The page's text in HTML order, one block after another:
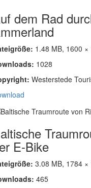
dem Rad
1.48 MB, 1600 ×
1028
Westerstede
E-Bike
3.08 MB, 1784 ×
465